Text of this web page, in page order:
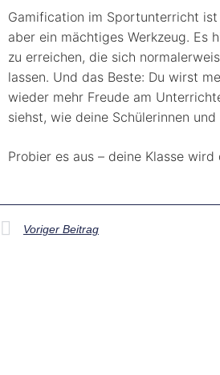
Gamification im Sportunterricht
aber ein mächtiges Werkzeug. Es
zu erreichen, die sich
lassen. Und das Beste: Du wirst
wieder mehr Freude am
siehst, wie deine Schülerinnen
Probier es aus – deine Klasse
Voriger Beitrag